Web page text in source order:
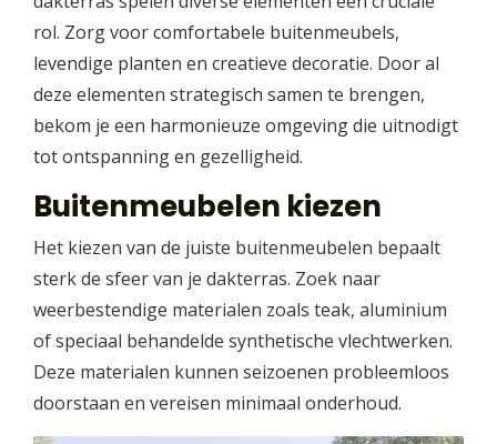
rol. Zorg voor comfortabele buitenmeubels,
levendige planten en creatieve decoratie. Door al
deze elementen strategisch samen te brengen,
bekom je een harmonieuze omgeving die uitnodigt
tot ontspanning en gezelligheid.
Buitenmeubelen kiezen
Het kiezen van de juiste buitenmeubelen bepaalt
sterk de sfeer van je dakterras. Zoek naar
weerbestendige materialen zoals teak, aluminium
of speciaal behandelde synthetische vlechtwerken.
Deze materialen kunnen seizoenen probleemloos
doorstaan en vereisen minimaal onderhoud.